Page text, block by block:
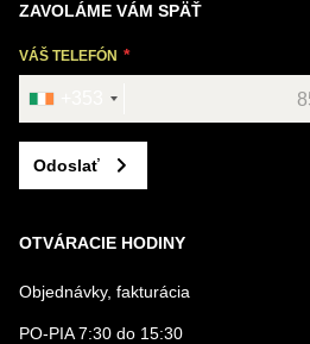
ZAVOLÁME VÁM SPÄŤ
VÁŠ TELEFÓN
Odoslať
OTVÁRACIE HODINY
Objednávky, fakturácia
PO-PIA 7:30 do 15:30